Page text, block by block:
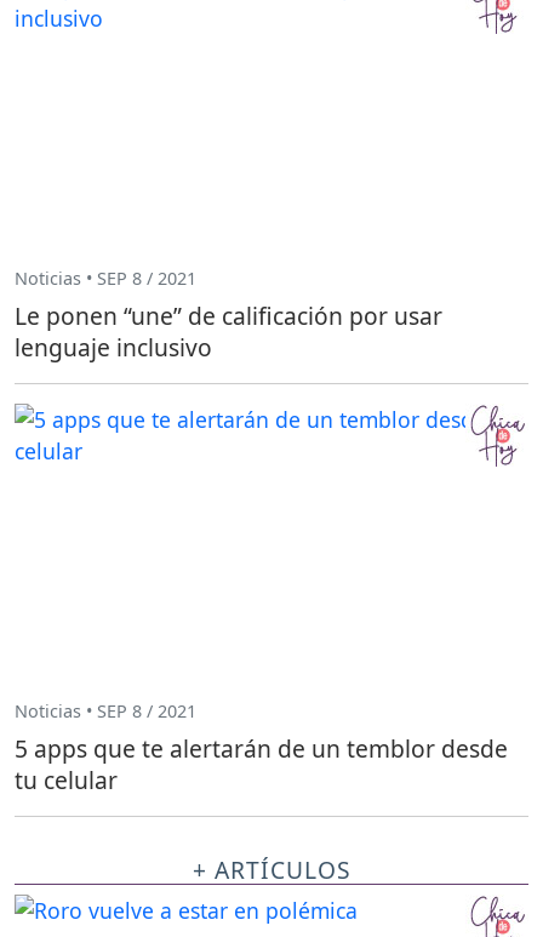
Noticias • SEP 8 / 2021
Le ponen “une” de calificación por usar
lenguaje inclusivo
Noticias • SEP 8 / 2021
5 apps que te alertarán de un temblor desde
tu celular
+ ARTÍCULOS